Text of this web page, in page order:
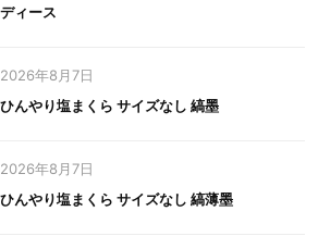
ディース
2026年8月7日
ひんやり塩まくら サイズなし 縞墨
2026年8月7日
ひんやり塩まくら サイズなし 縞薄墨